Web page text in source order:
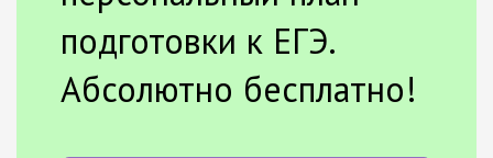
подготовки к ЕГЭ.
Абсолютно бесплатно!